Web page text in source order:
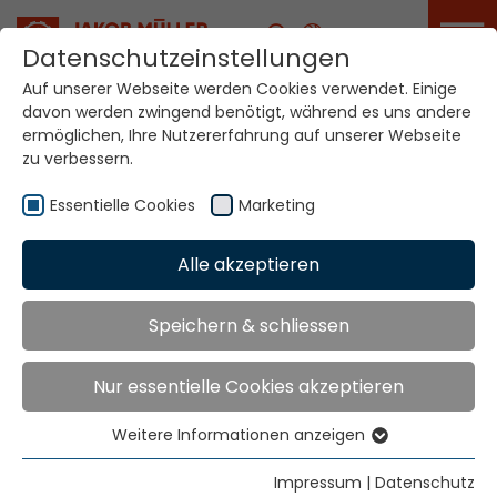
Karriere
Ihre Welt. Unsere
Technologien.
Home Vereinigte Arabische Emirate
Globale Präsenz
Kontakt über Jakob Müller AG Frick
Jakob Müller AG Frick
5070 Frick, Switzerland
Datenschutzeinstellungen
Auf unserer Webseite werden Cookies verwendet. Einige
davon werden zwingend benötigt, während es uns andere
ermöglichen, Ihre Nutzererfahrung auf unserer Webseite
zu verbessern.
Essentielle Cookies Marketing
Alle akzeptieren
Speichern & schliessen
Nur essentielle Cookies akzeptieren
Essentielle Cookies
Essentielle Cookies werden für grundlegende
Weitere Informationen anzeigen
Impressum | Datenschutz